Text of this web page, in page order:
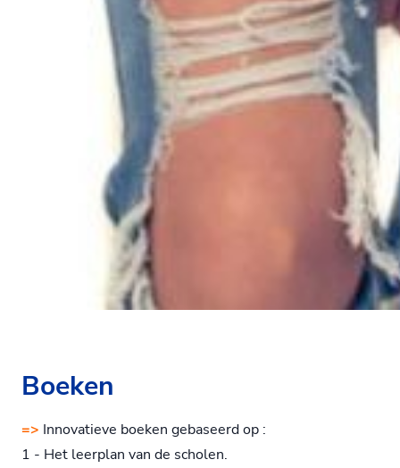
Boeken
=> Innovatieve boeken gebaseerd op :
1 - Het leerplan van de scholen.